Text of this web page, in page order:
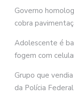
Governo
cobra
Adolescente é
fogem com
Grupo que
da Polícia Federal